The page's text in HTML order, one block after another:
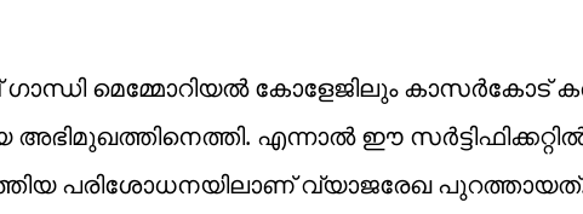
ഗാന്ധി മെമ്മോറിയല്‍ കോളേജിലും കാസര്‍കോട്
അഭിമുഖത്തിനെത്തി. എന്നാല്‍ ഈ
പരിശോധനയിലാണ് വ്യാജരേഖ